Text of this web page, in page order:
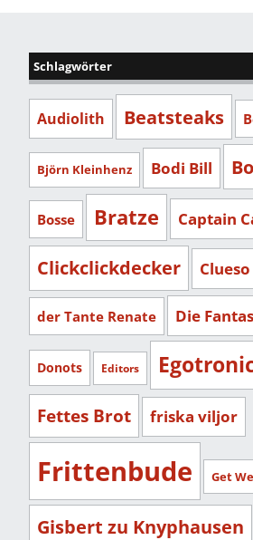
Schlagwörter
Audiolith Beatsteaks
Björn Kleinhenz Bodi Bill
Bosse Bratze Captain
Clickclickdecker Clueso
der Tante Renate Die
Donots Editors
Fettes Brot friska viljor
Frittenbude Get
Gisbert zu Knyphausen